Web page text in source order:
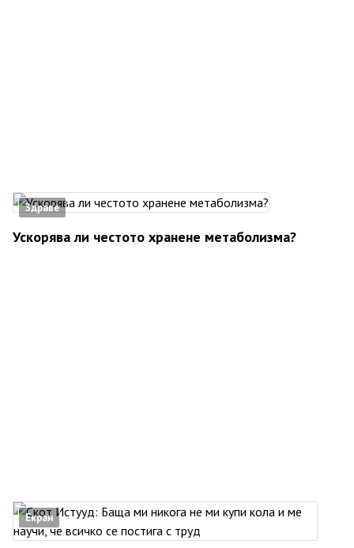
Здраве
Ускорява ли честото хранене метаболизма?
Екран